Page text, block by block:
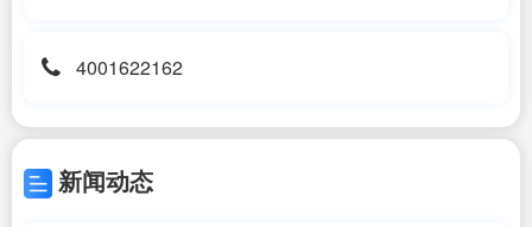
4001622162
新闻动态